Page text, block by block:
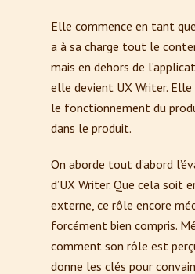
Elle commence en tant
a à sa charge tout le
mais en dehors de
elle devient UX Writer.
le fonctionnement du
dans le produit.
On aborde tout d’abord
d’UX Writer. Que cela soit
externe, ce rôle encore
forcément bien compris.
comment son rôle est
donne les clés pour